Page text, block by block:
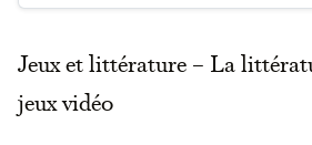
Jeux et littérature – La
jeux vidéo